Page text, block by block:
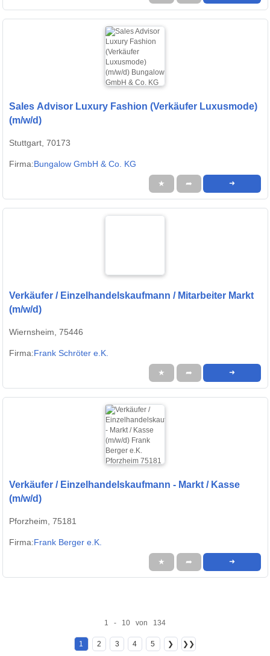
Sales Advisor Luxury Fashion (Verkäufer Luxusmode)
(m/w/d)
Stuttgart, 70173
Firma:Bungalow GmbH & Co. KG
★ ➦ ➜
Verkäufer / Einzelhandelskaufmann / Mitarbeiter Markt
(m/w/d)
Wiernsheim, 75446
Firma:Frank Schröter e.K.
★ ➦ ➜
Verkäufer / Einzelhandelskaufmann - Markt / Kasse
(m/w/d)
Pforzheim, 75181
Firma:Frank Berger e.K.
★ ➦ ➜
1 - 10 von 134
1 2 3 4 5 ❯ ❯❯